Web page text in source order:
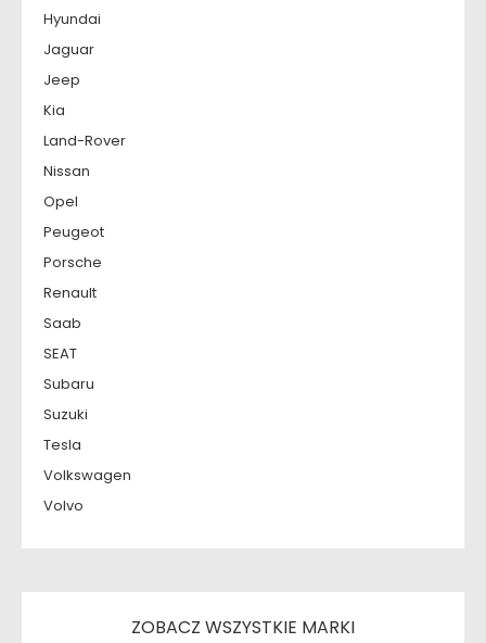
Hyundai
Jaguar
Jeep
Kia
Land-Rover
Nissan
Opel
Peugeot
Porsche
Renault
Saab
SEAT
Subaru
Suzuki
Tesla
Volkswagen
Volvo
ZOBACZ WSZYSTKIE MARKI